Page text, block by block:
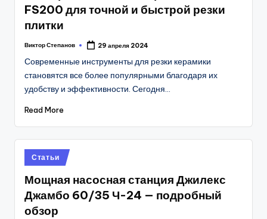
FS200 для точной и быстрой резки
плитки
Posted
Виктор Степанов 29 апреля 2024
Современные инструменты для резки керамики
становятся все более популярными благодаря их
удобству и эффективности. Сегодня…
Read More
Posted
in
Статьи
Мощная насосная станция Джилекс
Джамбо 60/35 Ч-24 — подробный
обзор